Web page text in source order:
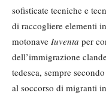
sofisticate tecniche e
di raccogliere elementi
motonave Iuventa per
dell’immigrazione
tedesca, sempre
al soccorso di migranti